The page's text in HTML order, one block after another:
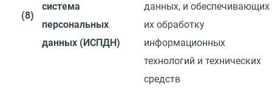
(8)
система
персональных
данных (ИСПДН)
данных, и обеспечивающих
их обработку
информационных
технологий и технических
средств